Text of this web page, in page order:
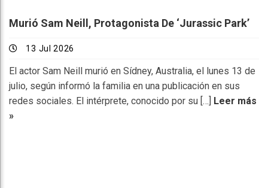
Murió Sam Neill, Protagonista De ‘Jurassic Park’
13 Jul 2026
El actor Sam Neill murió en Sídney, Australia, el lunes 13 de
julio, según informó la familia en una publicación en sus
redes sociales. El intérprete, conocido por su […]
Leer más
»